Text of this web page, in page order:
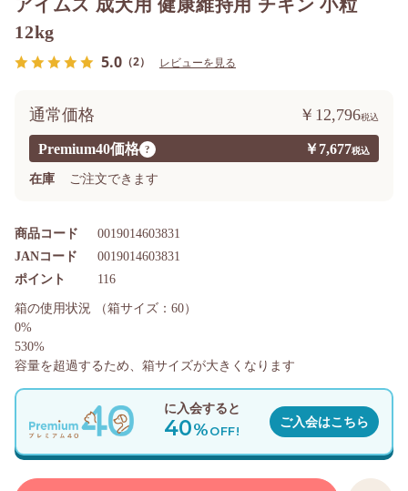
アイムス 成犬用 健康維持用 チキン 小粒
12kg
5.0 （2） レビューを見る
Premium40価格 ? ￥7,677
通常価格 ￥12,796
在庫 ご注文できます
商品コード 0019014603831
ポイント 116
JANコード 0019014603831
に入会すると
40%OFF!
ご入会はこちら
箱の使用状況
（箱サイズ：60）
0%
530%
容量を超過するため、箱サイズが大きくなります